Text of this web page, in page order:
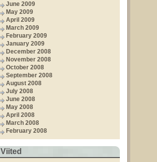
June 2009
May 2009
April 2009
March 2009
February 2009
January 2009
December 2008
November 2008
October 2008
September 2008
August 2008
July 2008
June 2008
May 2008
April 2008
March 2008
February 2008
Viited